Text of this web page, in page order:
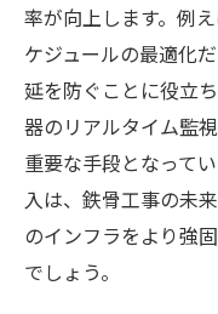
率が向上します。例
ケジュールの最適化
延を防ぐことに役立
器のリアルタイム監
重要な手段となって
入は、鉄骨工事の未
のインフラをより強
でしょう。